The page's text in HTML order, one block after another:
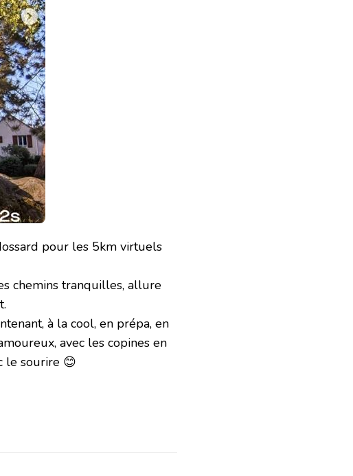
pour les 5km virtuels
chemins tranquilles, allure
à la cool, en prépa, en
avec les copines en
le sourire 😊